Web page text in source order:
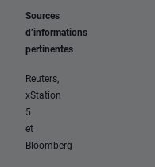
Sources
d’informations
pertinentes
Reuters,
xStation
5
et
Bloomberg